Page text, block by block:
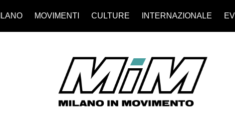
MOVIMENTI CULTURE INTERNAZIONALE